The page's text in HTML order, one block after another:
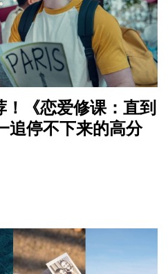
！《恋爱修课：直到
追停不下来的高分